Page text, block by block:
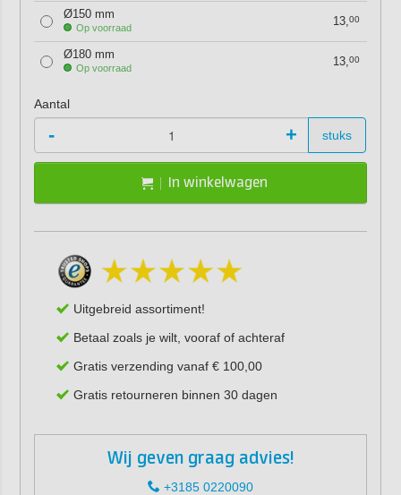
Ø150 mm
Op voorraad 13,00
Ø180 mm
Op voorraad 13,00
Aantal
- + stuks
In winkelwagen
Uitgebreid assortiment!
Betaal zoals je wilt, vooraf of achteraf
Gratis verzending vanaf € 100,00
Gratis retourneren binnen 30 dagen
Wij geven graag advies!
+3185 0220090